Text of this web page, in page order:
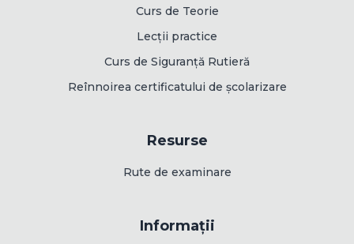
Curs de Teorie
Lecții practice
Curs de Siguranță Rutieră
Reînnoirea certificatului de școlarizare
Resurse
Rute de examinare
Informații